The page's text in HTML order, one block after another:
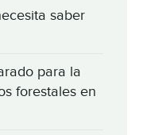
saber
para la
forestales en